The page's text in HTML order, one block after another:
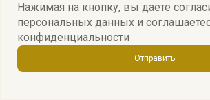
Нажимая на кнопку, вы даете
персональных данных и
конфиденциальности
Отправить